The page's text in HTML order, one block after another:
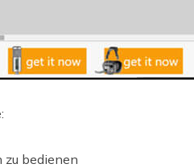
zu bedienen